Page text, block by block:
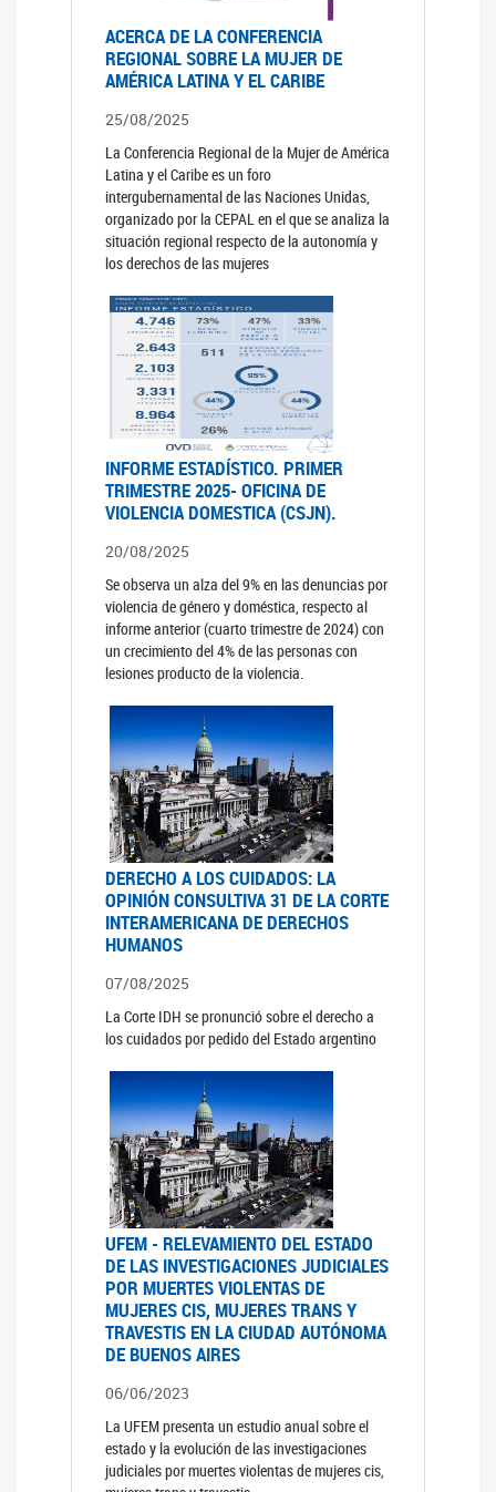
ACERCA DE LA CONFERENCIA
REGIONAL SOBRE LA MUJER DE
AMÉRICA LATINA Y EL CARIBE
25/08/2025
La Conferencia Regional de la Mujer de América
Latina y el Caribe es un foro
intergubernamental de las Naciones Unidas,
organizado por la CEPAL en el que se analiza la
situación regional respecto de la autonomía y
los derechos de las mujeres
INFORME ESTADÍSTICO. PRIMER
TRIMESTRE 2025- OFICINA DE
VIOLENCIA DOMESTICA (CSJN).
20/08/2025
Se observa un alza del 9% en las denuncias por
violencia de género y doméstica, respecto al
informe anterior (cuarto trimestre de 2024) con
un crecimiento del 4% de las personas con
lesiones producto de la violencia.
DERECHO A LOS CUIDADOS: LA
OPINIÓN CONSULTIVA 31 DE LA CORTE
INTERAMERICANA DE DERECHOS
HUMANOS
07/08/2025
La Corte IDH se pronunció sobre el derecho a
los cuidados por pedido del Estado argentino
UFEM - RELEVAMIENTO DEL ESTADO
DE LAS INVESTIGACIONES JUDICIALES
POR MUERTES VIOLENTAS DE
MUJERES CIS, MUJERES TRANS Y
TRAVESTIS EN LA CIUDAD AUTÓNOMA
DE BUENOS AIRES
06/06/2023
La UFEM presenta un estudio anual sobre el
estado y la evolución de las investigaciones
judiciales por muertes violentas de mujeres cis,